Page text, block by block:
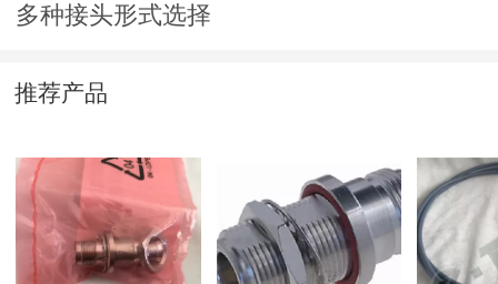
多种接头形式选择
推荐产品